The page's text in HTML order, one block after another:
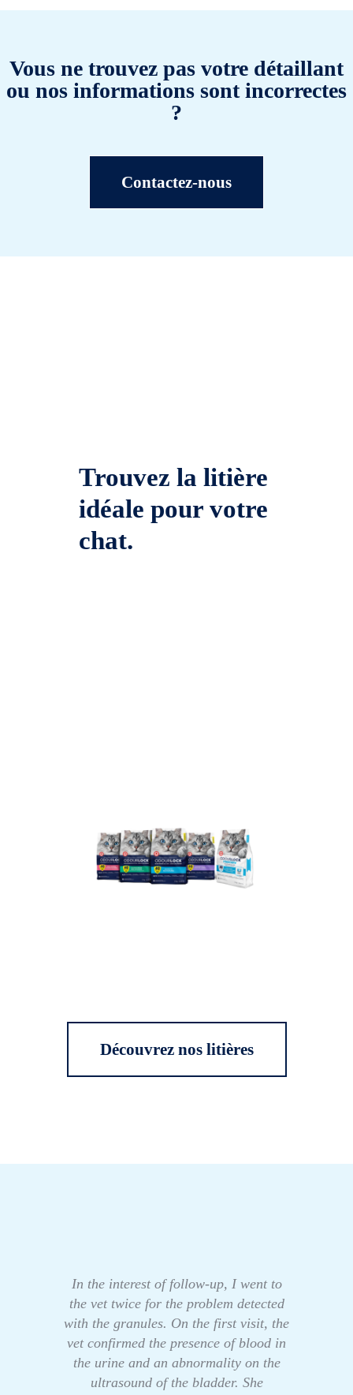
Vous ne trouvez pas votre détaillant
ou nos informations sont incorrectes
?
Contactez-nous
Trouvez la litière
idéale pour votre
chat.
Découvrez nos litières
In the interest of follow-up, I went to
the vet twice for the problem detected
with the granules. On the first visit, the
vet confirmed the presence of blood in
the urine and an abnormality on the
ultrasound of the bladder. She